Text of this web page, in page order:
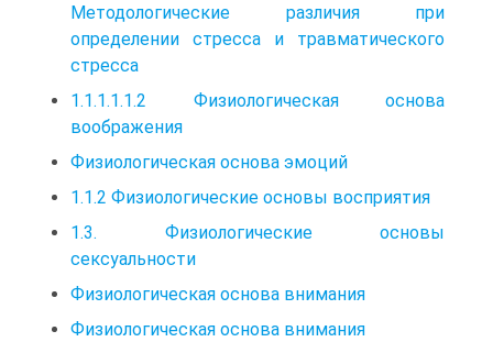
Методологические различия при
определении стресса и травматического
стресса
1.1.1.1.1.2 Физиологическая основа
воображения
Физиологическая основа эмоций
1.1.2 Физиологические основы восприятия
1.3. Физиологические основы
сексуальности
Физиологическая основа внимания
Физиологическая основа внимания